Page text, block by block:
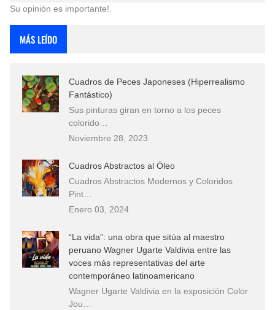
Su opinión es importante!.
MÁS LEÍDO
Cuadros de Peces Japoneses (Hiperrealismo
Fantástico)
Sus pinturas giran en torno a los peces
colorido…
Noviembre 28, 2023
Cuadros Abstractos al Óleo
Cuadros Abstractos Modernos y Coloridos
Pint…
Enero 03, 2024
“La vida”: una obra que sitúa al maestro
peruano Wagner Ugarte Valdivia entre las
voces más representativas del arte
contemporáneo latinoamericano
Wagner Ugarte Valdivia en la exposición Color
Jou…